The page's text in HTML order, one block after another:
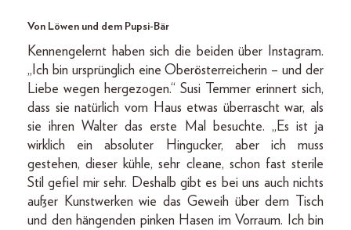
Von Löwen und dem Pupsi-Bär
Kennengelernt haben sich die beiden über Instagram.
„Ich bin ursprünglich eine Oberösterreicherin – und der
Liebe wegen hergezogen.“ Susi Temmer erinnert sich,
dass sie natürlich vom Haus etwas überrascht war, als
sie ihren Walter das erste Mal besuchte. „Es ist ja
wirklich ein absoluter Hingucker, aber ich muss
gestehen, dieser kühle, sehr cleane, schon fast sterile
Stil gefiel mir sehr. Deshalb gibt es bei uns auch nichts
außer Kunstwerken wie das Geweih über dem Tisch
und den hängenden pinken Hasen im Vorraum. Ich bin